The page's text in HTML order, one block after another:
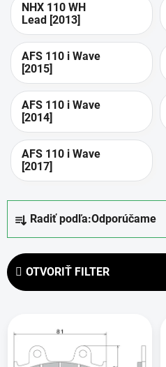
NHX 110 WH
Lead [2013]
AFS 110 i Wave
[2015]
AFS 110 i Wave
[2014]
AFS 110 i Wave
[2017]
e
n
p
Radiť podľa:Odporúčame
OTVORIŤ FILTER
ý